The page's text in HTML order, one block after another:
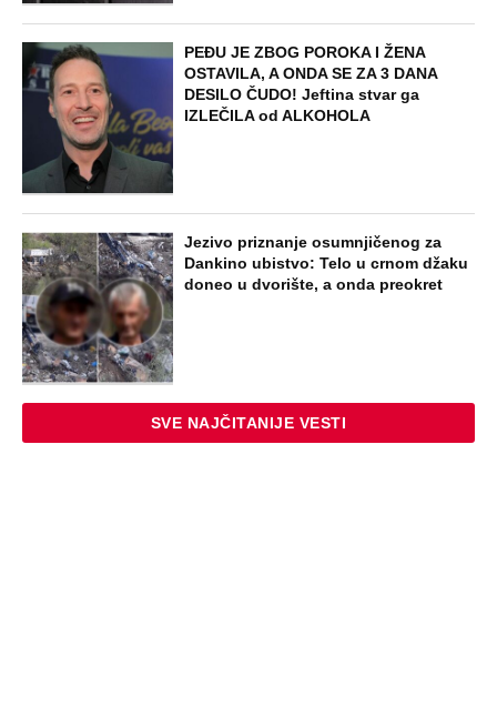
PEĐU JE ZBOG POROKA I ŽENA
OSTAVILA, A ONDA SE ZA 3 DANA
DESILO ČUDO! Jeftina stvar ga
IZLEČILA od ALKOHOLA
Jezivo priznanje osumnjičenog za
Dankino ubistvo: Telo u crnom džaku
doneo u dvorište, a onda preokret
SVE NAJČITANIJE VESTI